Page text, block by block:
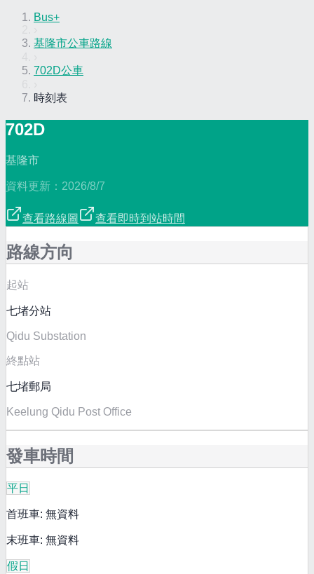
Bus+
基隆市公車路線
702D公車
時刻表
702D
基隆市
資料更新： 2026/8/7
查看路線圖 查看即時到站時間
路線方向
起站
七堵分站
Qidu Substation
終點站
七堵郵局
Keelung Qidu Post Office
發車時間
平日
首班車: 無資料
末班車: 無資料
假日